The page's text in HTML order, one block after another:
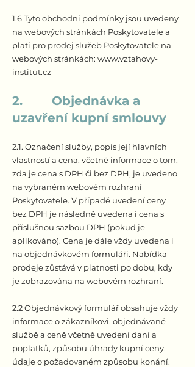
1.6 Tyto obchodní podmínky jsou uvedeny
na webových stránkách Poskytovatele a
platí pro prodej služeb Poskytovatele na
webových stránkách: www.vztahovy-
institut.cz
2. Objednávka a
uzavření kupní smlouvy
2.1. Označení služby, popis její hlavních
vlastností a cena, včetně informace o tom,
zda je cena s DPH či bez DPH, je uvedeno
na vybraném webovém rozhraní
Poskytovatele. V případě uvedení ceny
bez DPH je následně uvedena i cena s
příslušnou sazbou DPH (pokud je
aplikováno). Cena je dále vždy uvedena i
na objednávkovém formuláři. Nabídka
prodeje zůstává v platnosti po dobu, kdy
je zobrazována na webovém rozhraní.
2.2 Objednávkový formulář obsahuje vždy
informace o zákazníkovi, objednávané
službě a ceně včetně uvedení daní a
poplatků, způsobu úhrady kupní ceny,
údaje o požadovaném způsobu konání.